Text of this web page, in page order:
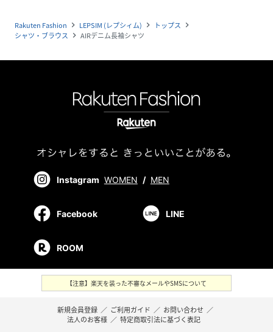
Rakuten Fashion navigate_next LEPSIM (レプシィム) navigate_next トップス navigate_next
シャツ・ブラウス navigate_next AIRデニム長袖シャツ
Instagram WOMEN / MEN
Facebook LINE
ROOM
【注意】楽天を装った不審なメールやSMSについて
新規会員登録 ／ ご利用ガイド ／ お問い合わせ ／
法人のお客様 ／ 特定商取引法に基づく表記